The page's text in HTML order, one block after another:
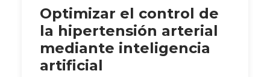
Optimizar el control de
la hipertensión arterial
mediante inteligencia
artificial